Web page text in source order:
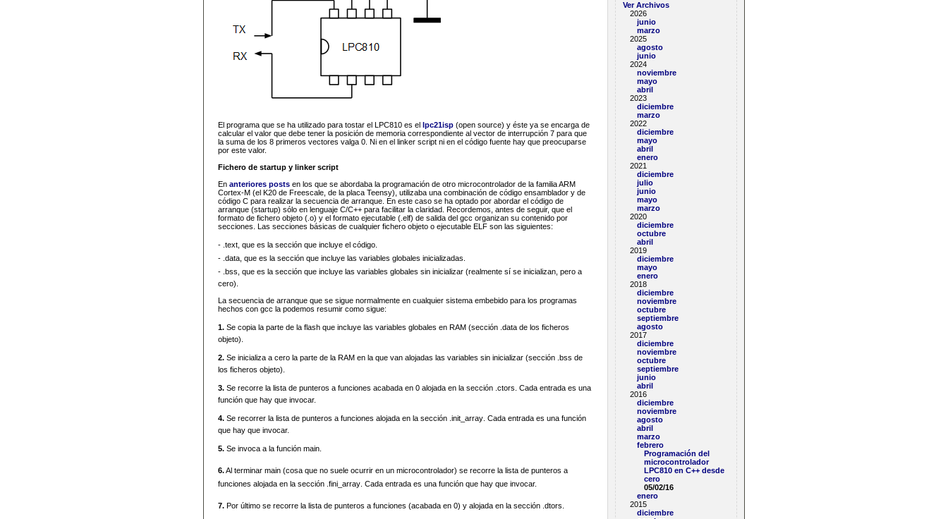
El programa que se ha utilizado para tostar el LPC810 es el lpc21isp (open source) y éste ya se encarga de
calcular el valor que debe tener la posición de memoria correspondiente al vector de interrupción 7 para que
la suma de los 8 primeros vectores valga 0. Ni en el linker script ni en el código fuente hay que preocuparse
por este valor.
Fichero de startup y linker script
En anteriores posts en los que se abordaba la programación de otro microcontrolador de la familia ARM
Cortex-M (el K20 de Freescale, de la placa Teensy), utilizaba una combinación de código ensamblador y de
código C para realizar la secuencia de arranque. En este caso se ha optado por abordar el código de
arranque (startup) sólo en lenguaje C/C++ para facilitar la claridad. Recordemos, antes de seguir, que el
formato de fichero objeto (.o) y el formato ejecutable (.elf) de salida del gcc organizan su contenido por
secciones. Las secciones básicas de cualquier fichero objeto o ejecutable ELF son las siguientes:
- .text, que es la sección que incluye el código.
- .data, que es la sección que incluye las variables globales inicializadas.
- .bss, que es la sección que incluye las variables globales sin inicializar (realmente sí se inicializan, pero a
cero).
La secuencia de arranque que se sigue normalmente en cualquier sistema embebido para los programas
hechos con gcc la podemos resumir como sigue:
1. Se copia la parte de la flash que incluye las variables globales en RAM (sección .data de los ficheros
objeto).
2. Se inicializa a cero la parte de la RAM en la que van alojadas las variables sin inicializar (sección .bss de
los ficheros objeto).
3. Se recorre la lista de punteros a funciones acabada en 0 alojada en la sección .ctors. Cada entrada es una
función que hay que invocar.
4. Se recorrer la lista de punteros a funciones alojada en la sección .init_array. Cada entrada es una función
que hay que invocar.
5. Se invoca a la función main.
6.Al terminar main (cosa que no suele ocurrir en un microcontrolador) se recorre la lista de punteros a
funciones alojada en la sección .fini_array. Cada entrada es una función que hay que invocar.
7. Por último se recorre la lista de punteros a funciones (acabada en 0) y alojada en la sección .dtors.
Ver Archivos
2026
junio
marzo
2025
agosto
junio
2024
noviembre
mayo
abril
2023
diciembre
marzo
2022
diciembre
mayo
abril
enero
2021
diciembre
julio
junio
mayo
marzo
2020
diciembre
octubre
abril
2019
diciembre
mayo
enero
2018
diciembre
noviembre
octubre
septiembre
agosto
2017
diciembre
noviembre
octubre
septiembre
junio
abril
2016
diciembre
noviembre
agosto
abril
marzo
febrero
Programación del
microcontrolador
LPC810 en C++ desde
cero
05/02/16
enero
2015
diciembre